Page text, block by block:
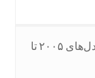
بوش طبق عقب سوبارو لگاسی مناسب مدل‌های ۲۰۰۵ تا